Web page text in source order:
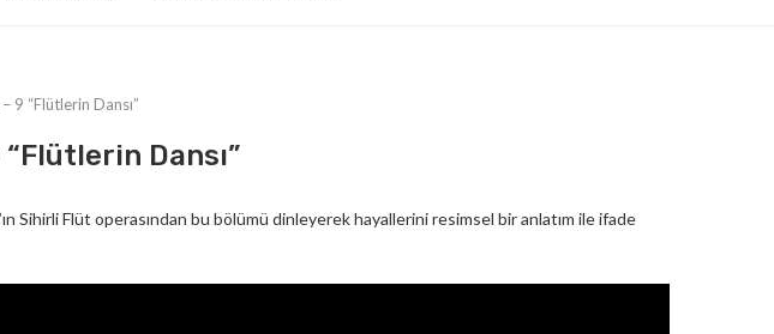
9 “Flütlerin Dansı”
Dansı”
Sihirli Flüt operasından bu bölümü dinleyerek hayallerini resimsel bir anlatım ile ifade